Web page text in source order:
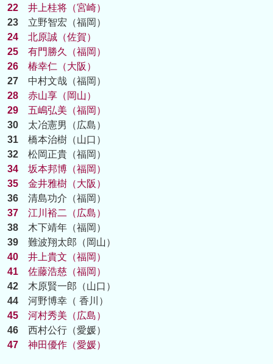
22 井上桂将（宮崎）
23 立野智宏（福岡）
24 北原誠（佐賀）
25 有門勝久（福岡）
26 椿幸仁（大阪）
27 中村文哉（福岡）
28 赤山享（岡山）
29 五嶋弘美（福岡）
30 太冶憲男（広島）
31 橋本治樹（山口）
32 松岡正貴（福岡）
34 坂本邦博（福岡）
35 金井雅樹（大阪）
36 清島功介（福岡）
37 江川裕二（広島）
38 木下靖年（福岡）
39 難波翔太郎（岡山）
40 井上貴文（福岡）
41 佐藤浩慈（福岡）
42 木原賢一郎（山口）
44 河野博幸（ 香川）
45 河村秀美（広島）
46 西村公行（愛媛）
47 神田優作（愛媛）